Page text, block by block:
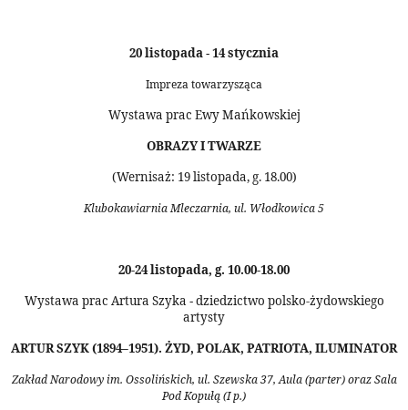
20 listopada - 14 stycznia
Impreza towarzysząca
Wystawa prac Ewy Mańkowskiej
OBRAZY I TWARZE
(Wernisaż: 19 listopada, g. 18.00)
Klubokawiarnia Mleczarnia, ul. Włodkowica 5
20-24 listopada, g. 10.00-18.00
Wystawa prac Artura Szyka -dziedzictwo polsko-żydowskiego
artysty
ARTUR SZYK (1894–1951). ŻYD, POLAK, PATRIOTA, ILUMINATOR
Zakład Narodowy im. Ossolińskich, ul. Szewska 37, Aula (parter) oraz Sala
Pod Kopułą (I p.)